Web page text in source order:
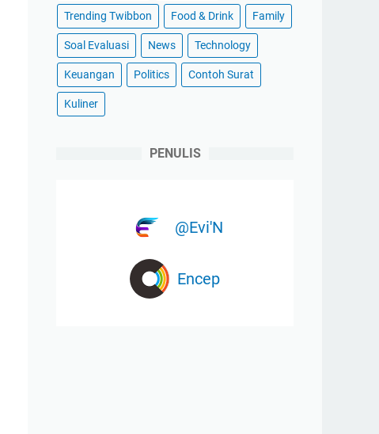
Trending Twibbon Food & Drink Family
Soal Evaluasi News Technology
Keuangan Politics Contoh Surat
Kuliner
PENULIS
@Evi'N
Encep